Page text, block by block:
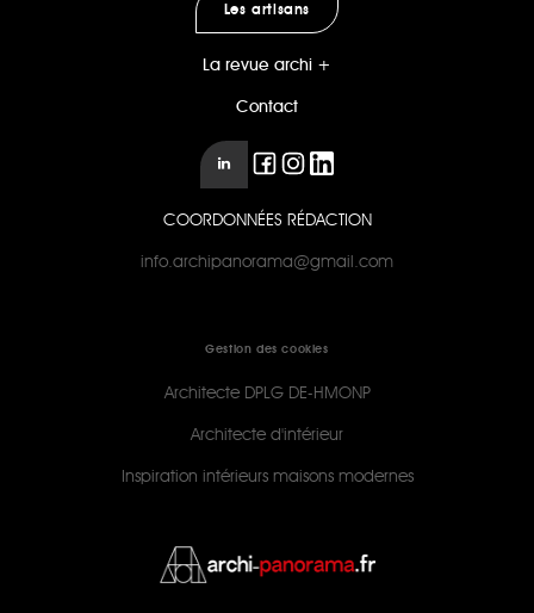
Les artisans
La revue archi +
Contact
COORDONNÉES RÉDACTION
info.archipanorama@gmail.com
Gestion des cookies
Architecte DPLG DE-HMONP
Architecte d'intérieur
Inspiration intérieurs maisons modernes